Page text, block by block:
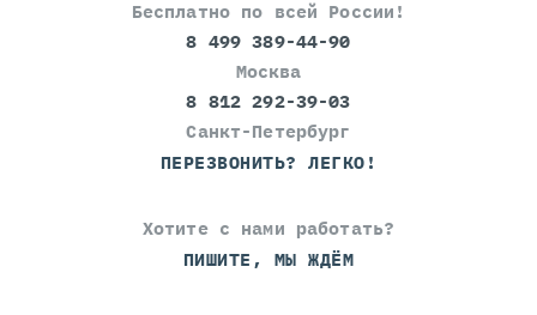
Бесплатно по всей России!
8 499 389-44-90
Москва
8 812 292-39-03
Санкт-Петербург
ПЕРЕЗВОНИТЬ? ЛЕГКО!
Хотите с нами работать?
ПИШИТЕ, МЫ ЖДЁМ